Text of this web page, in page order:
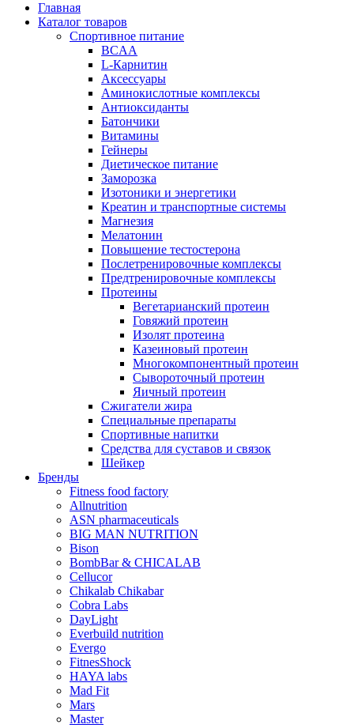
Главная
Каталог товаров
Спортивное питание
BCAA
L-Карнитин
Аксессуары
Аминокислотные комплексы
Антиоксиданты
Батончики
Витамины
Гейнеры
Диетическое питание
Заморозка
Изотоники и энергетики
Креатин и транспортные системы
Магнезия
Мелатонин
Повышение тестостерона
Послетренировочные комплексы
Предтренировочные комплексы
Протеины
Вегетарианский протеин
Говяжий протеин
Изолят протеина
Казеиновый протеин
Многокомпонентный протеин
Сывороточный протеин
Яичный протеин
Сжигатели жира
Специальные препараты
Спортивные напитки
Средства для суставов и связок
Шейкер
Бренды
Fitness food factory
Allnutrition
ASN pharmaceuticals
BIG MAN NUTRITION
Bison
BombBar & CHICALAB
Cellucor
Chikalab Chikabar
Cobra Labs
DayLight
Everbuild nutrition
Evergo
FitnesShock
HAYA labs
Mad Fit
Mars
Master